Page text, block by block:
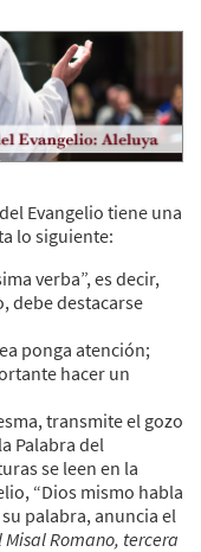
Evangelio tiene una
lo siguiente:
verba”, es decir,
debe destacarse
ponga atención;
hacer un
transmite el gozo
Palabra del
se leen en la
“Dios mismo habla
palabra, anuncia el
Romano, tercera